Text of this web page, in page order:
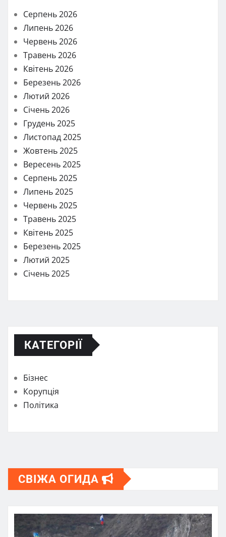
Серпень 2026
Липень 2026
Червень 2026
Травень 2026
Квітень 2026
Березень 2026
Лютий 2026
Січень 2026
Грудень 2025
Листопад 2025
Жовтень 2025
Вересень 2025
Серпень 2025
Липень 2025
Червень 2025
Травень 2025
Квітень 2025
Березень 2025
Лютий 2025
Січень 2025
КАТЕГОРІЇ
Бізнес
Корупція
Політика
СВІЖА ОГИДА